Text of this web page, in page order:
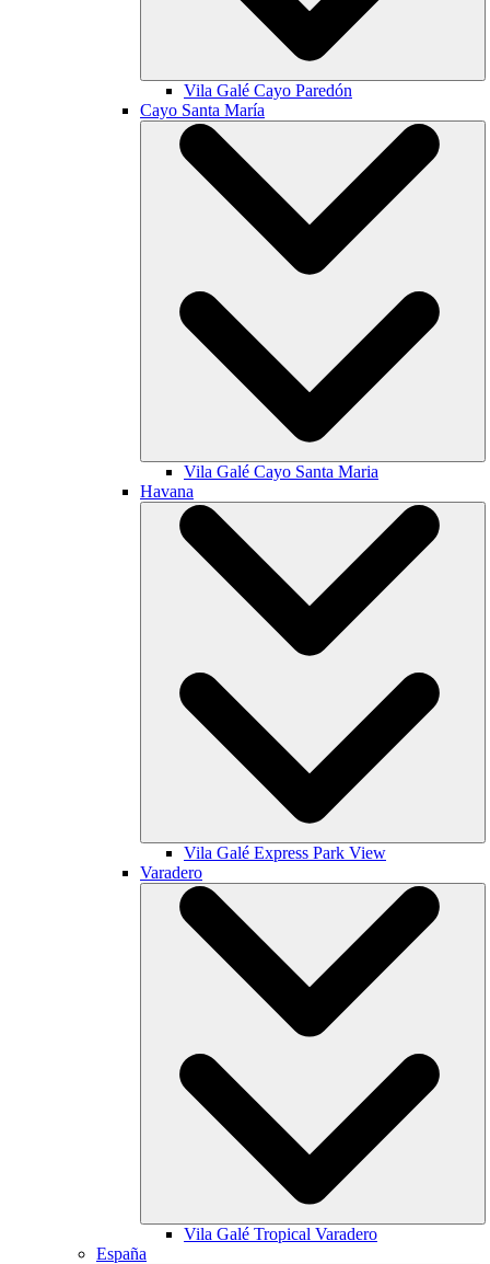
Vila Galé Cayo Paredón
Cayo Santa María
Vila Galé Cayo Santa Maria
Havana
Vila Galé Express Park View
Varadero
Vila Galé Tropical Varadero
España